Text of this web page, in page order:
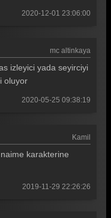
2020-12-01 23:06:00
mc altinkaya
izleyici yada seyirciyi
oluyor
2020-05-25 09:38:19
Kamil
karakterine
2019-11-29 22:26:26